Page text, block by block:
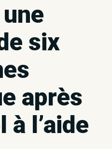
six
après
à l’aide